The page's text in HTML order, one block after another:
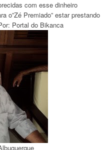
com esse dinheiro
o”Zé Premiado” estar prestando
Portal do Bikanca